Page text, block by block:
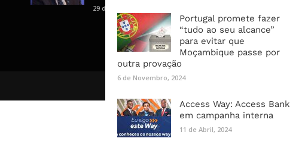
Portugal promete fazer
“tudo ao seu alcance”
para evitar que
Moçambique passe por
outra provação
6 de Novembro, 2024
Access Way: Access Bank
em campanha interna
11 de Abril, 2024
29 de Janeiro, 2025